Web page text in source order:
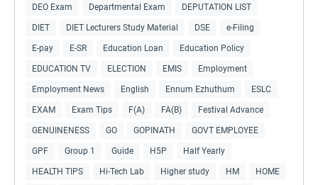
DEO Exam Departmental Exam DEPUTATION LIST
DIET DIET Lecturers Study Material DSE e-Filing
E-pay E-SR Education Loan Education Policy
EDUCATION TV ELECTION EMIS Employment
Employment News English Ennum Ezhuthum ESLC
EXAM Exam Tips F(A) FA(B) Festival Advance
GENUINENESS GO GOPINATH GOVT EMPLOYEE
GPF Group 1 Guide H5P Half Yearly
HEALTH TIPS Hi-Tech Lab Higher study HM HOME